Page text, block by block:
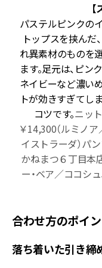
パステルピンクの
トップスを挟んだ
れ異素材のものを
ます。足元は、ピ
ネイビーなど濃い
トが効きすぎてし
コツです。ニッ
￥14,300（ルミノ
イストラーダ）パ
かねまつ６丁目本
ー・ベア／ココシ
合わせ方のポイ
落ち着いた引き締